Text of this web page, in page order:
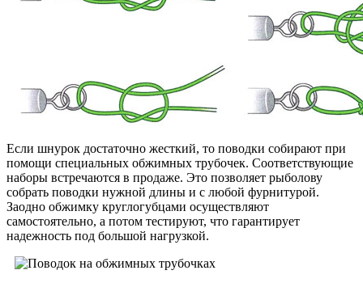
Если шнурок достаточно жесткий, то поводки собирают при
помощи специальных обжимных трубочек. Соответствующие
наборы встречаются в продаже. Это позволяет рыболову
собрать поводки нужной длины и с любой фурнитурой.
Заодно обжимку круглогубцами осуществляют
самостоятельно, а потом тестируют, что гарантирует
надежность под большой нагрузкой.